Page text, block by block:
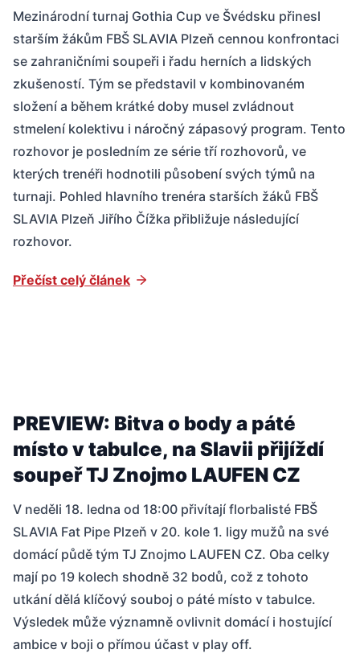
Mezinárodní turnaj Gothia Cup ve Švédsku přinesl
starším žákům FBŠ SLAVIA Plzeň cennou konfrontaci
se zahraničními soupeři i řadu herních a lidských
zkušeností. Tým se představil v kombinovaném
složení a během krátké doby musel zvládnout
stmelení kolektivu i náročný zápasový program. Tento
rozhovor je posledním ze série tří rozhovorů, ve
kterých trenéři hodnotili působení svých týmů na
turnaji. Pohled hlavního trenéra starších žáků FBŠ
SLAVIA Plzeň Jiřího Čížka přibližuje následující
rozhovor.
Přečíst celý článek
PREVIEW: Bitva o body a páté
místo v tabulce, na Slavii přijíždí
soupeř TJ Znojmo LAUFEN CZ
V neděli 18. ledna od 18:00 přivítají florbalisté FBŠ
SLAVIA Fat Pipe Plzeň v 20. kole 1. ligy mužů na své
domácí půdě tým TJ Znojmo LAUFEN CZ. Oba celky
mají po 19 kolech shodně 32 bodů, což z tohoto
utkání dělá klíčový souboj o páté místo v tabulce.
Výsledek může významně ovlivnit domácí i hostující
ambice v boji o přímou účast v play off.